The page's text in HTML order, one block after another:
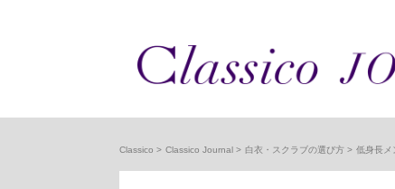
Classico Classico Journal 白衣・スクラブの選び方 低身長メ